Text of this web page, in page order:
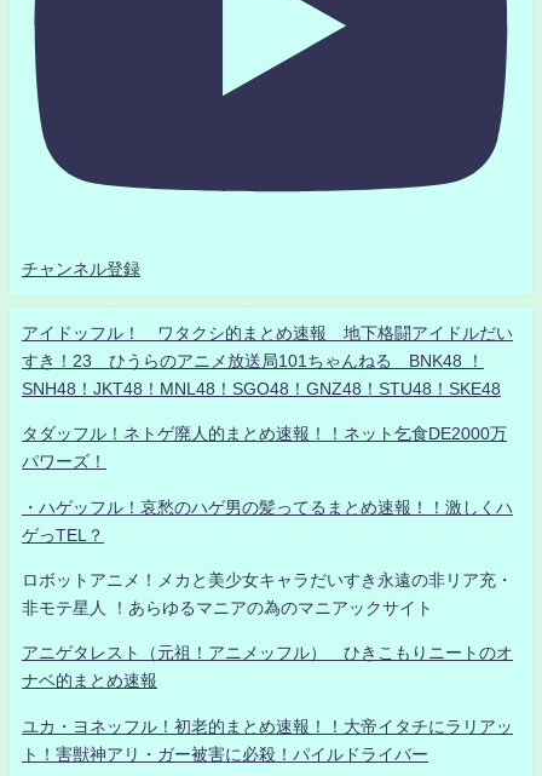
チャンネル登録
アイドッフル！ ワタクシ的まとめ速報 地下格闘アイドルだい
すき！23 ひうらのアニメ放送局101ちゃんねる BNK48 ！
SNH48！JKT48！MNL48！SGO48！GNZ48！STU48！SKE48
タダッフル！ネトゲ廃人的まとめ速報！！ネット乞食DE2000万
パワーズ！
・ハゲッフル！哀愁のハゲ男の髪ってるまとめ速報！！激しくハ
ゲっTEL？
ロボットアニメ！メカと美少女キャラだいすき永遠の非リア充・
非モテ星人 ！あらゆるマニアの為のマニアックサイト
アニゲタレスト（元祖！アニメッフル） ひきこもりニートのオ
ナベ的まとめ速報
ユカ・ヨネッフル！初老的まとめ速報！！大帝イタチにラリアッ
ト！害獣神アリ・ガー被害に必殺！パイルドライバー